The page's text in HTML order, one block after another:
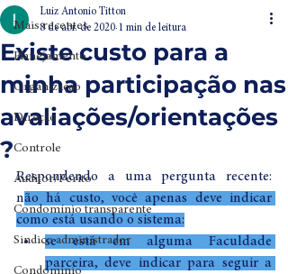
Mais recentes
Planejamento
Organização
Direção
Controle
Auditor/Perito
Condomínio transparente
Sindico administrador
Condomínio
Existe custo para a
minha participação nas
avaliações/orientações
?
Luiz Antonio Titton
8 de abr. de 2020 1 min de leitura
Respondendo a uma pergunta recente:
não há custo, você apenas deve indicar
como está usando o sistema:
se está em alguma Faculdade
parceira, deve indicar para seguir a